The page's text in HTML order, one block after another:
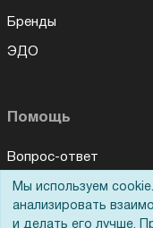
Бренды
ЭДО
Помощь
Вопрос-ответ
Реквизиты
Мы используем
анализировать
и делать его лучше.
Для Вас доступно
заказе этого товара